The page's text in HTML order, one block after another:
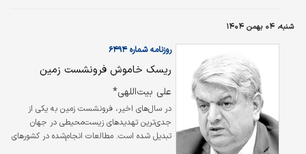
شنبه، ۰۴ بهمن ۱۴۰۴
روزنامه شماره ۶۴۹۴
ریسک خاموش فرونشست زمین
علی بیت‌اللهی*
در سال‌های اخیر، فرونشست زمین به یکی از
جدی‌ترین تهدیدهای زیست‌محیطی در جهان
تبدیل شده است. مطالعات انجام‌شده در کشورهای